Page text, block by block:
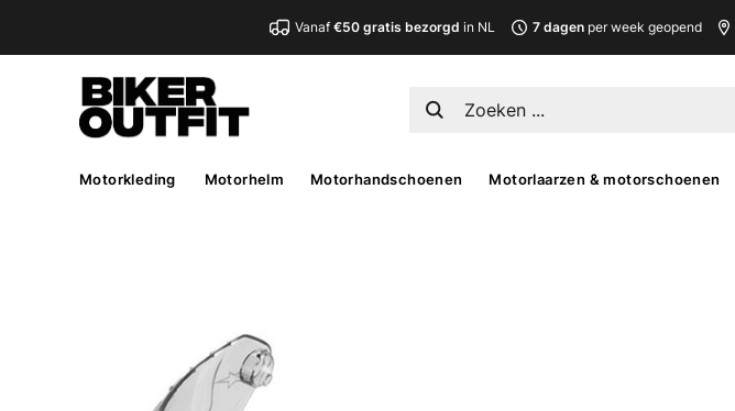
Vanaf €50 gratis bezorgd in NL 7 dagen per week geopend
Motorkleding Motorhelm Motorhandschoenen Motorlaarzen & motorschoenen